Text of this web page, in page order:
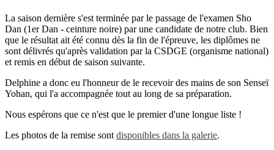
La saison dernière s'est terminée par le passage de l'examen Sho
Dan (1er Dan - ceinture noire) par une candidate de notre club. Bien
que le résultat ait été connu dès la fin de l'épreuve, les diplômes ne
sont délivrés qu'après validation par la CSDGE (organisme national)
et remis en début de saison suivante.
Delphine a donc eu l'honneur de le recevoir des mains de son Senseï
Yohan, qui l'a accompagnée tout au long de sa préparation.
Nous espérons que ce n'est que le premier d'une longue liste !
Les photos de la remise sontdisponibles dans la galerie.